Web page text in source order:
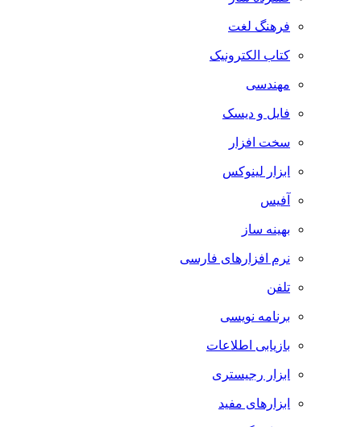
فرهنگ لغت
کتاب الکترونیک
مهندسی
فایل و دیسک
سخت افزار
ابزار لینوکس
آفیس
بهینه ساز
نرم افزارهای فارسی
تلفن
برنامه نویسی
بازیابی اطلاعات
ابزار رجیستری
ابزارهای مفید